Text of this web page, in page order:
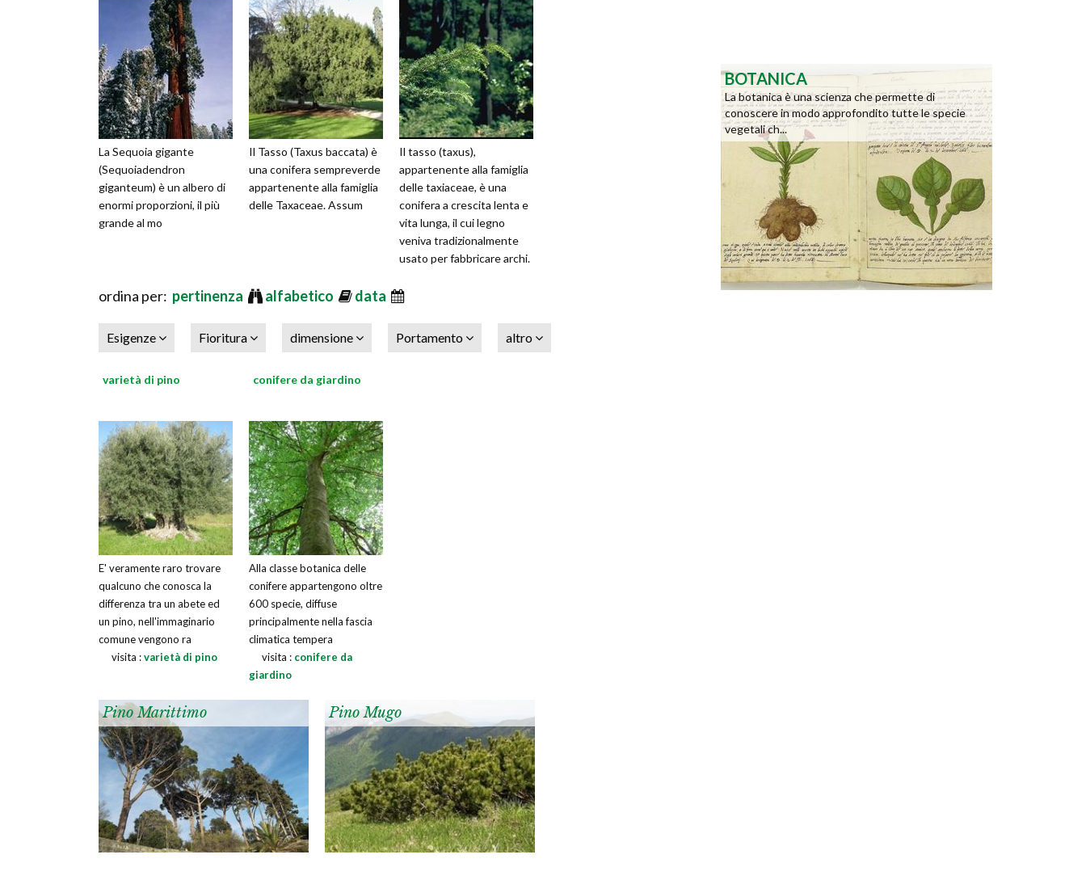
La Sequoia gigante
(Sequoiadendron
giganteum) è un albero di
enormi proporzioni, il più
grande al mo
Il Tasso (Taxus baccata) è
una conifera sempreverde
appartenente alla famiglia
delle Taxaceae. Assum
Il tasso (taxus),
appartenente alla famiglia
delle taxiaceae, è una
conifera a crescita lenta e
vita lunga, il cui legno
veniva tradizionalmente
usato per fabbricare archi.
ordina per: pertinenza alfabetico data
Esigenze Fioritura dimensione Portamento altro
varietà di pino
E' veramente raro trovare
qualcuno che conosca la
differenza tra un abete ed
un pino, nell'immaginario
comune vengono ra
visita :varietà di pino
conifere da giardino
Alla classe botanica delle
conifere appartengono oltre
600 specie, diffuse
principalmente nella fascia
climatica tempera
visita : conifere da
giardino
Pino Marittimo Pino Mugo
BOTANICA
La botanica è una scienza che permette di
conoscere in modo approfondito tutte le specie
vegetali ch...